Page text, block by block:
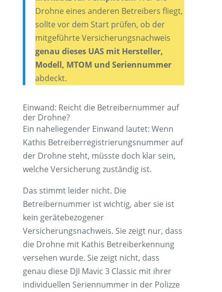
Drohne eines anderen Betreibers fliegt,
sollte vor dem Start prüfen, ob der
mitgeführte Versicherungsnachweis
genau dieses UAS mit Hersteller,
Modell, MTOM und Seriennummer
abdeckt.
Einwand: Reicht die Betreibernummer auf
der Drohne?
Ein naheliegender Einwand lautet: Wenn
Kathis Betreiberregistrierungsnummer auf
der Drohne steht, müsste doch klar sein,
welche Versicherung zuständig ist.
Das stimmt leider nicht. Die
Betreibernummer ist wichtig, aber sie ist
kein gerätebezogener
Versicherungsnachweis. Sie zeigt nur, dass
die Drohne mit Kathis Betreiberkennung
versehen wurde. Sie zeigt nicht, dass
genau diese DJI Mavic 3 Classic mit ihrer
individuellen Seriennummer in der Polizze